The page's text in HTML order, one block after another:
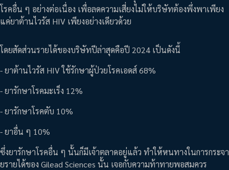
โรคอื่น ๆ อย่างต่อเนื่อง เพื่อลดความเสี่ยงไม่ให้บริษัทต้องพึ่งพาเพียง
แค่ยาต้านไวรัส HIV เพียงอย่างเดียวด้วย
โดยสัดส่วนรายได้ของบริษัทปีล่าสุดคือปี 2024 เป็นดังนี้
- ยาต้านไวรัส HIV ใช้รักษาผู้ป่วยโรคเอดส์ 68%
- ยารักษาโรคมะเร็ง 12%
- ยารักษาโรคตับ 10%
- ยาอื่น ๆ 10%
ซึ่งยารักษาโรคอื่น ๆ นั้นก็มีเจ้าตลาดอยู่แล้ว ทำให้หนทางในการกระจา
ยรายได้ของ Gilead Sciences นั้น เจอกับความท้าทายพอสมควร